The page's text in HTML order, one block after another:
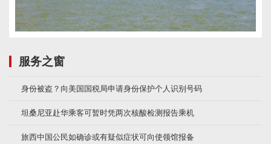
服务之窗
身份被盗？向美国国税局申请身份保护个人识别号码
坦桑尼亚赴华乘客可暂时凭两次核酸检测报告乘机
旅西中国公民如确诊或有疑似症状可向使领馆报备